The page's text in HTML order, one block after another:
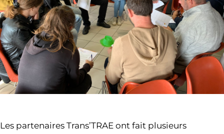
Les partenaires Trans’TRAE ont fait plusieurs